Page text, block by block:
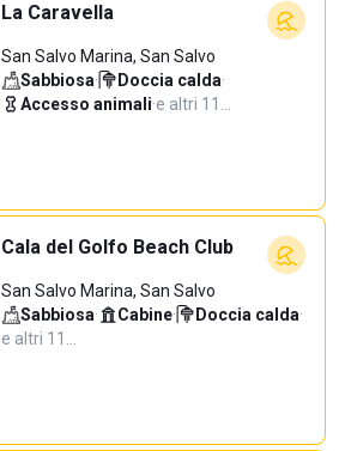
La Caravella
San Salvo Marina, San Salvo
Sabbiosa· Doccia calda·
Accesso animali·e altri 11…
Cala del Golfo Beach Club
San Salvo Marina, San Salvo
Sabbiosa· Cabine· Doccia calda·
e altri 11…